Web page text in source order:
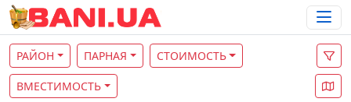
РАЙОН ПАРНАЯ СТОИМОСТЬ
ВМЕСТИМОСТЬ